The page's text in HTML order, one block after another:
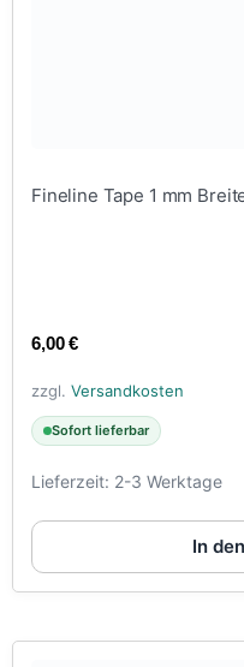
Fineline Tape 1 mm
6,00€
zzgl. Versandkosten
Sofort lieferbar
Lieferzeit: 2-3 Werktage
In